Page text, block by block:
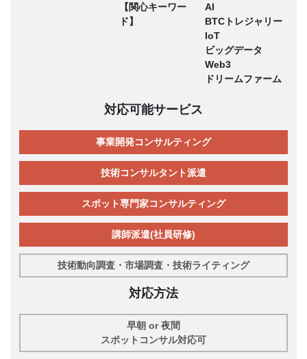
【関心キーワー
ド】
AI
BTCトレジャリー
IoT
ビッグデータ
Web3
ドリームファーム
対応可能サービス
事業開発コンサルティング
技術コンサルタント派遣
スポット専門家コンサルティング
講師派遣(社員研修)
技術動向調査・市場調査・技術ライティング
対応方法
早朝 or 夜間
スポットコンサル対応可